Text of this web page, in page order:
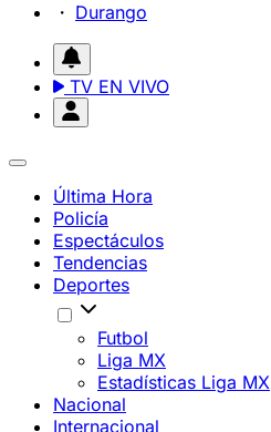
Durango
TV EN VIVO
Última Hora
Policía
Espectáculos
Tendencias
Deportes
Futbol
Liga MX
Estadísticas Liga MX
Nacional
Internacional